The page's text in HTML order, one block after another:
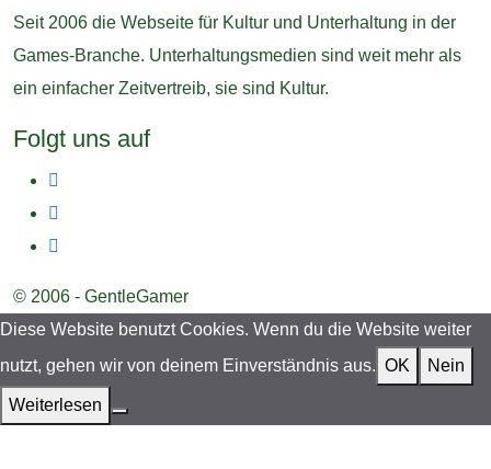
Seit 2006 die Webseite für Kultur und Unterhaltung in der
Games-Branche. Unterhaltungsmedien sind weit mehr als
ein einfacher Zeitvertreib, sie sind Kultur.
Folgt uns auf
© 2006 - GentleGamer
Diese Website benutzt Cookies. Wenn du die Website weiter
nutzt, gehen wir von deinem Einverständnis aus. OK Nein
Weiterlesen